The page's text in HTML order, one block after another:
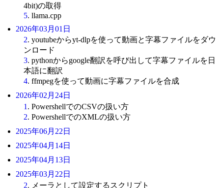
4bit)の取得
5. llama.cpp
2026年03月01日
2. youtubeからyt-dlpを使って動画と字幕ファイルをダウ
ンロード
3. pythonからgoogle翻訳を呼び出して字幕ファイルを日
本語に翻訳
4. ffmpegを使って動画に字幕ファイルを合成
2026年02月24日
1 . PowershellでのCSVの扱い方
2. PowershellでのXMLの扱い方
2025年06月22日
2025年04月14日
2025年04月13日
2025年03月22日
2. メーラとして設定するスクリプト